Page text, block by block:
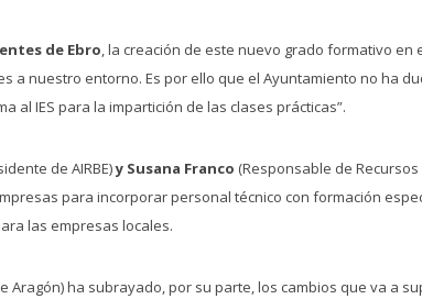
de Ebro, la creación de este nuevo grado formativo en
a nuestro entorno. Es por ello que el Ayuntamiento no ha
al IES para la impartición de las clases prácticas”.
de AIRBE)y Susana Franco (Responsable de
para incorporar personal técnico con formación
las empresas locales.
Aragón) ha subrayado, por su parte, los cambios que va a